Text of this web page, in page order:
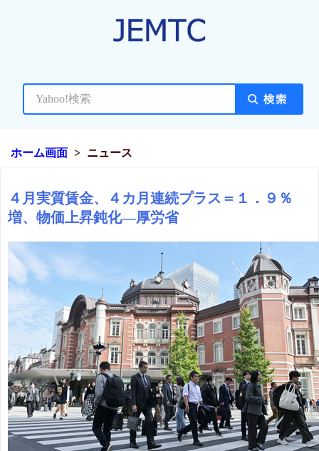
ホーム画面 ニュース
４月実質賃金、４カ月連続プラス＝１．９％
増、物価上昇鈍化―厚労省